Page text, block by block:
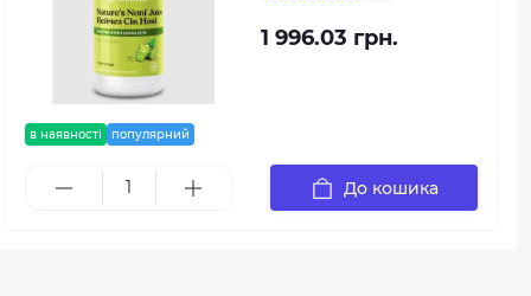
в наявності популярний
1 996.03 грн.
До кошика